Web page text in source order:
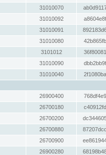
31010070
31010092
31010091
31010080
3101012
31010090
31010040
26900400
26700180
26700200
26700880
26700900
26900280